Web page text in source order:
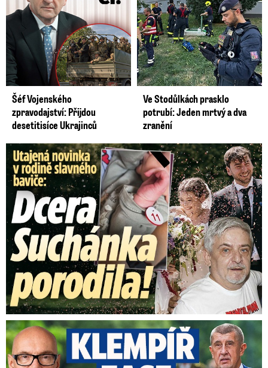
Šéf Vojenského
zpravodajství: Přijdou
desetitisíce Ukrajinců
Ve Stodůlkách prasklo
potrubí: Jeden mrtvý a dva
zranění
Utajená novinka v rodině baviče: Dcera Suchánka porodila
Umělci tepou Klempíře: „Zcela nepřijatelné.“